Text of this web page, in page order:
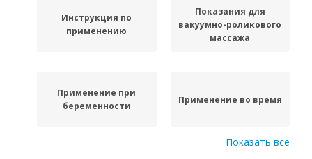
Инструкция по
применению
Показания для
вакуумно-роликового
массажа
Применение при
беременности
Применение во время
Показать все